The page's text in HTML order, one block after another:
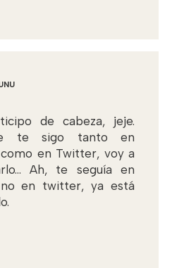
de cabeza, jeje.
te sigo tanto en
en Twitter, voy a
Ah, te seguía en
en twitter, ya está